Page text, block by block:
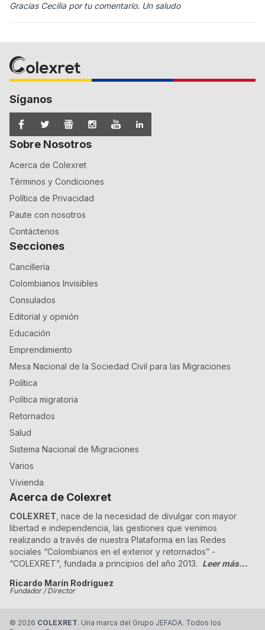
Gracias Cecilia por tu comentario. Un saludo
Síganos
Sobre Nosotros
Acerca de Colexret
Términos y Condiciones
Política de Privacidad
Paute con nosotros
Contáctenos
Secciones
Cancillería
Colombianos Invisibles
Consulados
Editorial y opinión
Educación
Emprendimiento
Mesa Nacional de la Sociedad Civil para las Migraciones
Política
Política migratoria
Retornados
Salud
Sistema Nacional de Migraciones
Varios
Vivienda
Acerca de Colexret
COLEXRET , nace de la necesidad de divulgar con mayor
libertad e independencia, las gestiones que venimos
realizando a través de nuestra Plataforma en las Redes
sociales “Colombianos en el exterior y retornados” -
“COLEXRET”, fundada a principios del año 2013. Leer más...
Ricardo Marín Rodríguez
Fundador / Director
© 2026 COLEXRET. Una marca del Grupo JEFADA. Todos los